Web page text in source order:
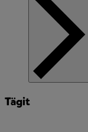
Tägit